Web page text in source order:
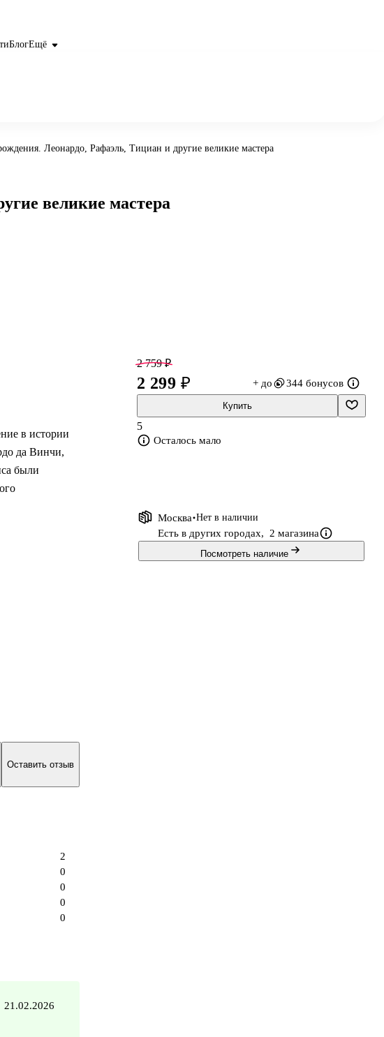
БлогЕщё
Леонардо, Рафаэль, Тициан и другие великие мастера
в истории
да Винчи,
были
во
великие мастера
2 759 ₽
2 299 ₽ + до 344 бонусов
Купить
5
Осталось мало
Москва Нет в наличии
Есть в других городах, 2 магазина
Посмотреть наличие
Оставить отзыв
0
0
0
0
2
21.02.2026